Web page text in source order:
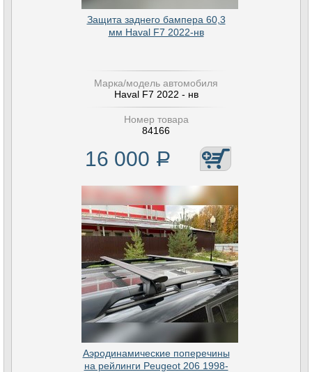
Защита заднего бампера 60,3
мм Haval F7 2022-нв
Марка/модель автомобиля
Haval F7 2022 - нв
Номер товара
84166
16 000 Р
Аэродинамические поперечины
на рейлинги Peugeot 206 1998-